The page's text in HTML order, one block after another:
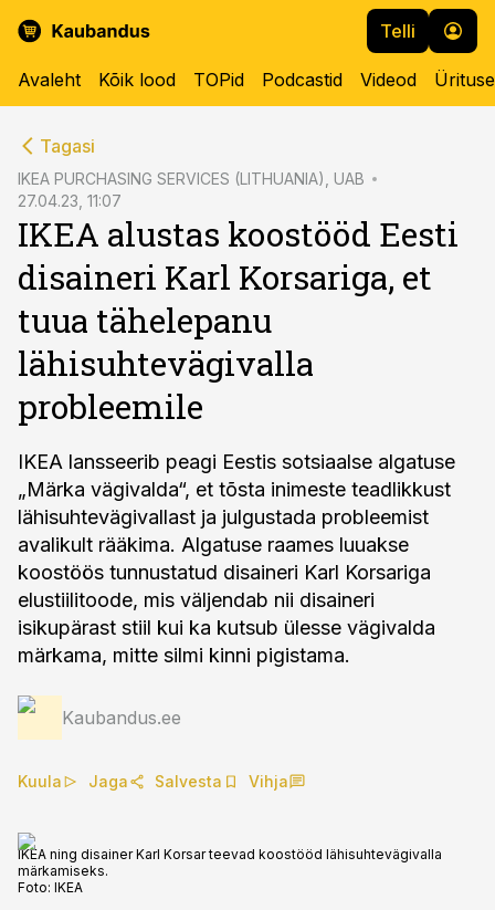
Telli
Avaleht Kõik lood TOPid Podcastid Videod
Tagasi
IKEA PURCHASING SERVICES (LITHUANIA), UAB
27.04.23, 11:07
IKEA alustas koostööd Eesti
disaineri Karl Korsariga, et
tuua tähelepanu
lähisuhtevägivalla
probleemile
IKEA lansseerib peagi Eestis sotsiaalse algatuse
„Märka vägivalda“, et tõsta inimeste teadlikkust
lähisuhtevägivallast ja julgustada probleemist
avalikult rääkima. Algatuse raames luuakse
koostöös tunnustatud disaineri Karl Korsariga
elustiilitoode, mis väljendab nii disaineri
isikupärast stiil kui ka kutsub ülesse vägivalda
märkama, mitte silmi kinni pigistama.
Kaubandus.ee
Kuula Jaga Salvesta Vihja
IKEA ning disainer Karl Korsar teevad koostööd lähisuhtevägivalla
märkamiseks.
Foto: IKEA